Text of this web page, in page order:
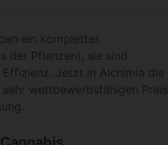
ein komplettes
der Pflanzen), sie sind
Effizienz. Jetzt in Alchimia die
wettbewerbsfähigen Preis